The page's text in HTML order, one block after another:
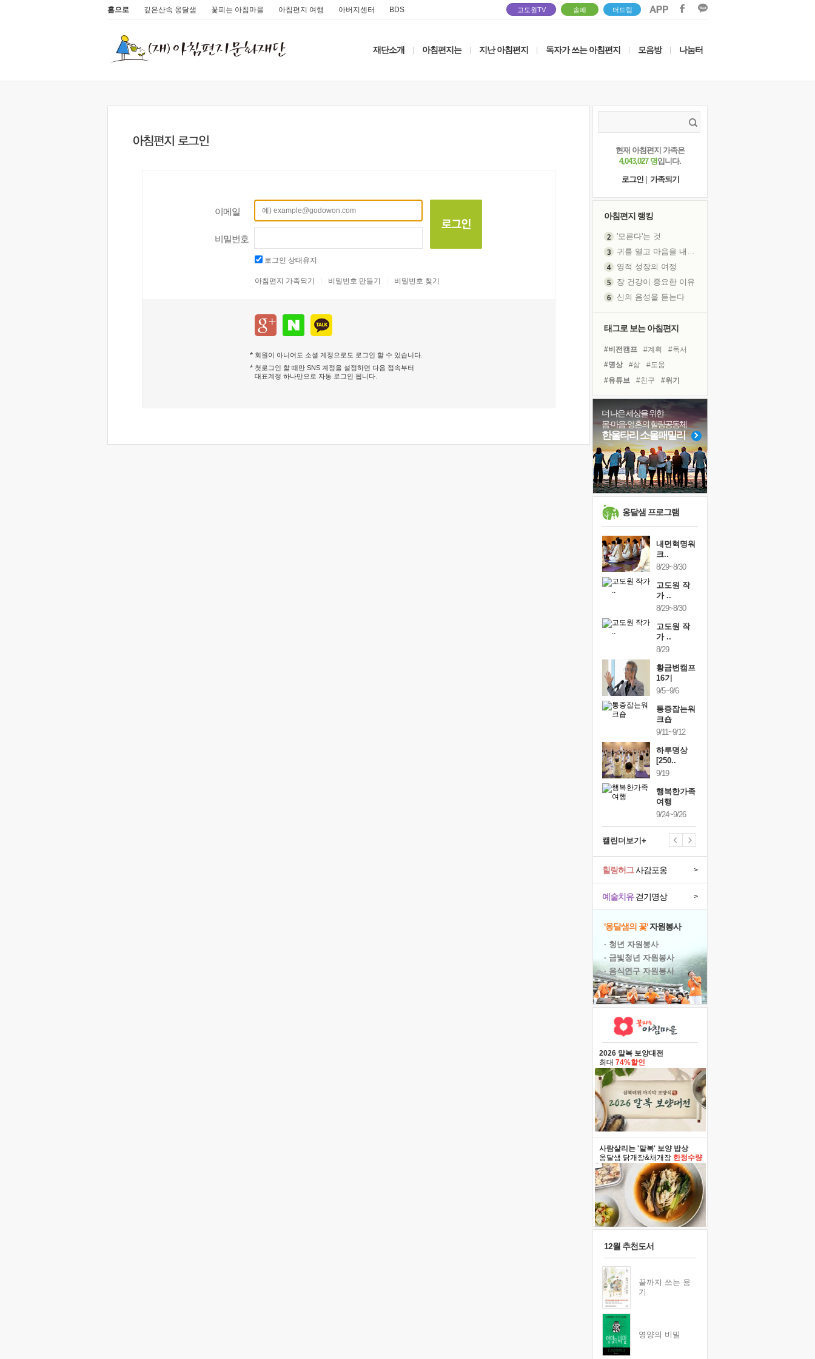
홈으로 깊은산속 옹달샘 꽃피는 아침마을 아침편지 여행 아버지센터 BDS 고도원TV 솔패 더드림
재단소개 아침편지는 지난 아침편지 독자가 쓰는 아침편지 모음방 나눔터
이메일
비밀번호
로그인 상태유지
아침편지 가족되기 비밀번호 만들기 비밀번호 찾기
회원이 아니어도 소셜 계정으로도 로그인 할 수 있습니다.
첫로그인 할 때만 SNS 계정을 설정하면 다음 접속부터
대표계정 하나만으로 자동 로그인 됩니다
현재 아침편지 가족은
4,043,027 명입니다.
로그인
가족되기
아침편지 랭킹
'모른다'는 것
영적 성장의 여정
장 건강이 중요한 이유
신의 음성을 듣는다
극과 극의 양 끝단
피해 갈 수 없는 사건들
처음 손을 잡았던 날
꿈이 실제가 되는 것
'말 타는 법'을 먼저
졸업식 사진을 보며
극심한 변비, 어깨결림, 수면 장애
아픈 아버지를 위한 공간 설계
슬럼프
보고 싶은 어머니
유년 시절의 부산 영도 바다
'모른다'는 것
태그로 보는 아침편지
#비전캠프 #계획
#독서
#명상
#삶
#도움
#유튜브
#친구
#위기
#나눔
#선택
#면역력
#바이러스
#사람
#링컨학교
#독서캠프
#희망
#극복
#힐링
#건강
#경험
더 나은 세상을 위한
몸·마음·영혼의 힐링공동체
한울타리 소울패밀리
옹달샘 프로그램
내면혁명워
크..
8/29~8/30
고도원 작
가 ..
8/29~8/30
고도원 작
가 ..
8/29
황금변캠프
16기
9/5~9/6
통증잡는워
크숍
9/11~9/12
하루명상
[250..
9/19
행복한가족
여행
9/24~9/26
캘린더보기+
예술치유걷기명상 >
힐링허그사감포옹 >
'옹달샘의 꽃'자원봉사
· 청년 자원봉사
· 금빛청년 자원봉사
· 음식연구 자원봉사
2026 말복 보양대전
최대 74%할인
사람살리는 '말복' 보양 밥상
옹달샘 닭개장&채개장 한정수량
12월 추천도서
끝까지 쓰는 용
기
영양의 비밀